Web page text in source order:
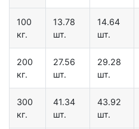
100
кг.
13.78
шт.
14.64
шт.
200
кг.
27.56
шт.
29.28
шт.
300
кг.
41.34
шт.
43.92
шт.